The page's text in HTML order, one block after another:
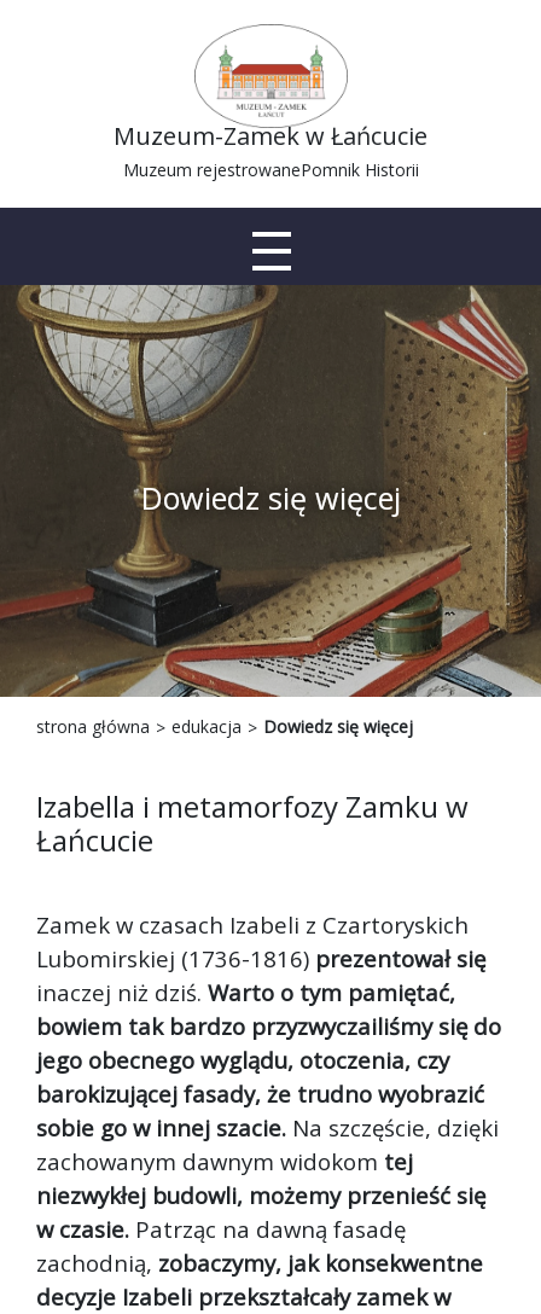
Muzeum-Zamek w Łańcucie
Muzeum rejestrowanePomnik Historii
Dowiedz się więcej
strona główna edukacja Dowiedz się więcej
Izabella i metamorfozy Zamku w
Łańcucie
Zamek w czasach Izabeli z Czartoryskich
Lubomirskiej (1736-1816) prezentował się
inaczej niż dziś. Warto o tym pamiętać,
bowiem tak bardzo przyzwyczailiśmy się do
jego obecnego wyglądu, otoczenia, czy
barokizującej fasady, że trudno wyobrazić
sobie go w innej szacie. Na szczęście, dzięki
zachowanym dawnym widokom tej
niezwykłej budowli, możemy przenieść się
w czasie. Patrząc na dawną fasadę
zachodnią, zobaczymy, jak konsekwentne
decyzje Izabeli przekształcały zamek w